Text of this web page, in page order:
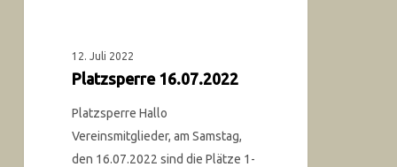
12. Juli 2022
Platzsperre 16.07.2022
Platzsperre Hallo
Vereinsmitglieder, am Samstag,
den 16.07.2022 sind die Plätze 1-